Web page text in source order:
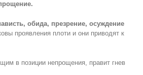
обида, презрение, осуждение
проявления плоти и они приводят к
в позиции непрощения, правит гнев